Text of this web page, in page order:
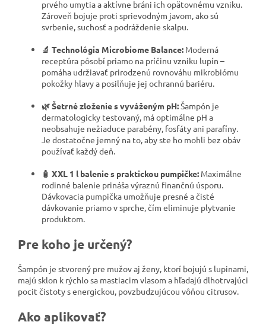
prvého umytia a aktívne bráni ich opätovnému vzniku.
Zároveň bojuje proti sprievodným javom, ako sú
svrbenie, suchosť a podráždenie skalpu.
🔬 Technológia Microbiome Balance: Moderná
receptúra pôsobí priamo na príčinu vzniku lupín –
pomáha udržiavať prirodzenú rovnováhu mikrobiómu
pokožky hlavy a posilňuje jej ochrannú bariéru.
🌿 Šetrné zloženie s vyváženým pH:Šampón je
dermatologicky testovaný, má optimálne pH a
neobsahuje nežiaduce parabény, fosfáty ani parafíny.
Je dostatočne jemný na to, aby ste ho mohli bez obáv
používať každý deň.
🧴 XXL 1 l balenie s praktickou pumpičke: Maximálne
rodinné balenie prináša výraznú finančnú úsporu.
Dávkovacia pumpička umožňuje presné a čisté
dávkovanie priamo v sprche, čím eliminuje plytvanie
produktom.
Pre koho je určený?
Šampón je stvorený pre mužov aj ženy, ktorí bojujú s lupinami,
majú sklon k rýchlo sa mastiacim vlasom a hľadajú dlhotrvajúci
pocit čistoty s energickou, povzbudzujúcou vôňou citrusov.
Ako aplikovať?